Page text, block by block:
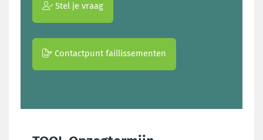
Stel je vraag
Contactpunt faillissementen